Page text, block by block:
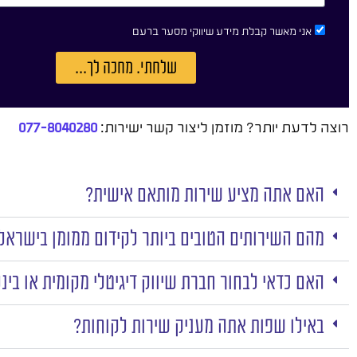
אני מאשר קבלת מידע שיווקי מסער ברעם
שלחתי. מחכה לך...
רוצה לדעת יותר? מוזמן ליצור קשר ישירות:077-8040280
האם אתה מציע שירות מותאם אישית?
מהם השירותים הטובים ביותר לקידום ממומן
האם כדאי לבחור חברת שיווק דיגיטלי מקומית או
באילו שפות אתה מעניק שירות לקוחות?